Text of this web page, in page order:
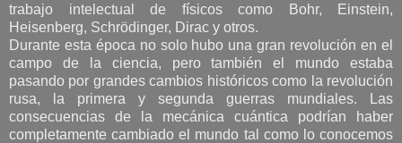
trabajo intelectual de físicos como Bohr, Einstein,
Heisenberg, Schrödinger, Dirac y otros.
Durante esta época no solo hubo una gran revolución en el
campo de la ciencia, pero también el mundo estaba
pasando por grandes cambios históricos como la revolución
rusa, la primera y segunda guerras mundiales. Las
consecuencias de la mecánica cuántica podrían haber
completamente cambiado el mundo tal como lo conocemos